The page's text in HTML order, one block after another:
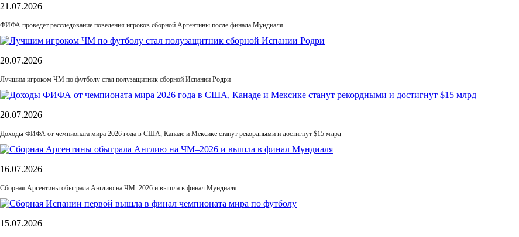
21.07.2026
ФИФА проведет расследование поведения игроков сборной Аргентины после финала Мундиаля
20.07.2026
Лучшим игроком ЧМ по футболу стал полузащитник сборной Испании Родри
20.07.2026
Доходы ФИФА от чемпионата мира 2026 года в США, Канаде и Мексике станут рекордными и достигнут $15 млрд
16.07.2026
Сборная Аргентины обыграла Англию на ЧМ–2026 и вышла в финал Мундиаля
15.07.2026